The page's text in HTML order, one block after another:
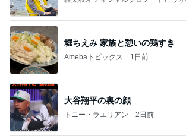
堀ちえみ 家族と憩いの鶏すき
Amebaトピックス 1日前
大谷翔平の裏の顔
トニー・ラエリアン 2日前